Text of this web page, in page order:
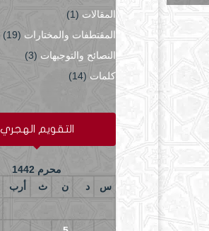
المقالات (1)
المقتطفات والمختارات (19)
النصائح والتوجيهات (3)
كلمات (14)
التقويم الهجري
محرم 1442
س
د ن ث أرب